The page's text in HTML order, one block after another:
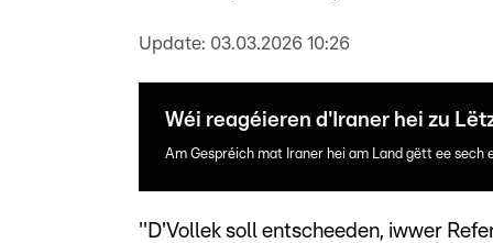
Update: 03.03.2026 10:26
Wéi reagéieren d'Iraner hei zu
Am Gespréich mat Iraner hei am Land gëtt ee
''D'Vollek soll entscheeden, iwwer